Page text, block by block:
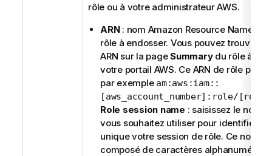
rôle ou à votre administrateur AWS.
ARN: nom Amazon Resource Name
rôle à endosser. Vous pouvez trouver
ARN sur la pageSummarydu rôle à
votre portail AWS. Ce ARN de rôle
par exemple am:aws:iam::
[aws_account_number]:role/
Role session name : saisissez le nom
vous souhaitez utiliser pour identifier
unique votre session de rôle. Ce nom
composé de caractères